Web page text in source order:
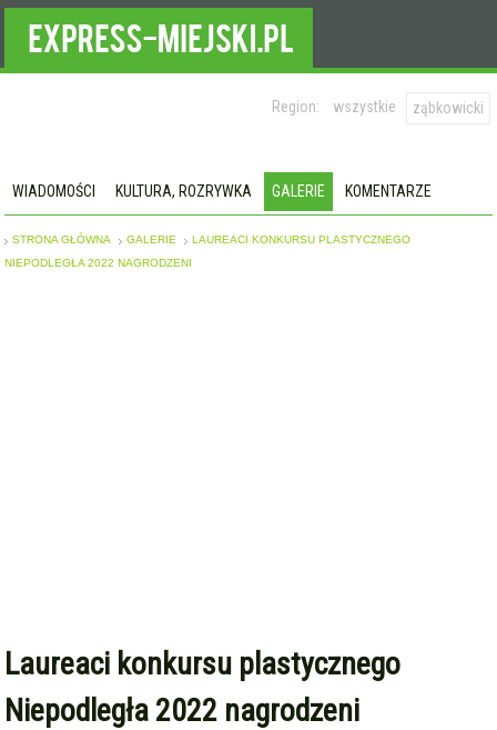
Region: wszystkie ząbkowicki
WIADOMOŚCI KULTURA, ROZRYWKA GALERIE KOMENTARZE
STRONA GŁÓWNA GALERIE
LAUREACI KONKURSU PLASTYCZNEGO
NIEPODLEGŁA 2022 NAGRODZENI
Laureaci konkursu plastycznego
Niepodległa 2022 nagrodzeni